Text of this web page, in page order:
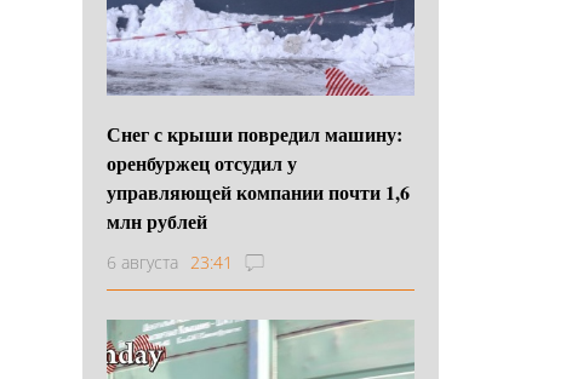
Снег с крыши повредил машину:
оренбуржец отсудил у
управляющей компании почти 1,6
млн рублей
6 августа 23:41